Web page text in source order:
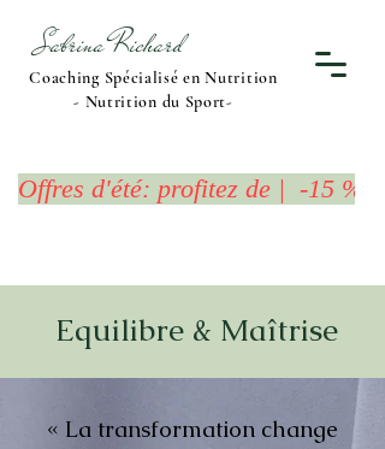
Offres d'été: profitez de |  -15
Sabrina Richard
Coaching Spécialisé en Nutrition
- Nutrition du Sport-
Equilibre & Maîtrise
« La transformation change